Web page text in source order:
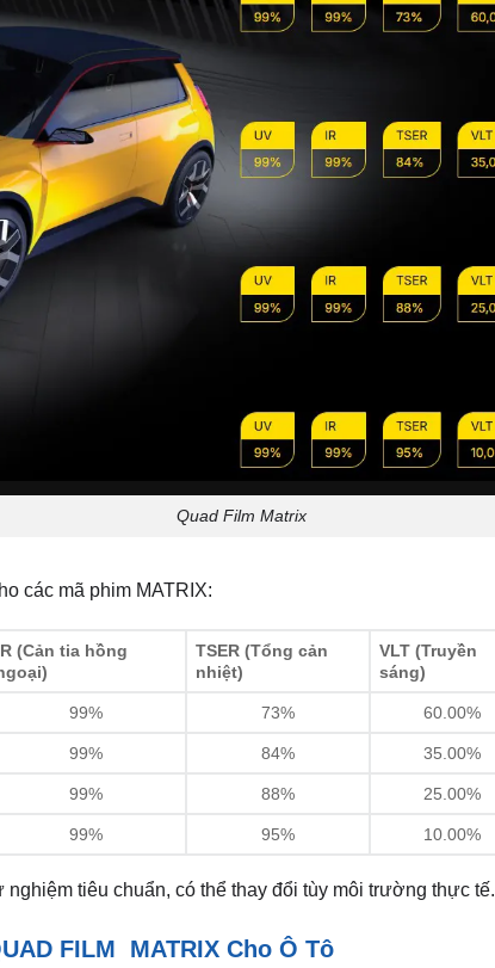
Quad Film Matrix
các mã phim MATRIX:
(Cản tia hồng
TSER (Tổng cản
nhiệt)
VLT (Truyền
sáng)
99% 73% 60.00%
99% 84% 35.00%
99% 88% 25.00%
99% 95% 10.00%
tiêu chuẩn, có thể thay đổi tùy môi trường thực tế.
FILM MATRIX Cho Ô Tô